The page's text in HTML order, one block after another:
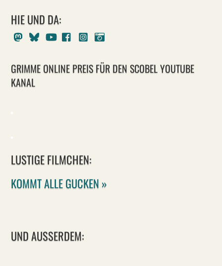
HIE UND DA:
MastodonBlueskyYoutubeFacebookInstagram
GRIMME ONLINE PREIS FÜR DEN SCOBEL YOUTUBE
KANAL
LUSTIGE FILMCHEN:
KOMMT ALLE GUCKEN »
UND AUSSERDEM: